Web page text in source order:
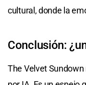
cultural, donde la
Conclusión:
The Velvet